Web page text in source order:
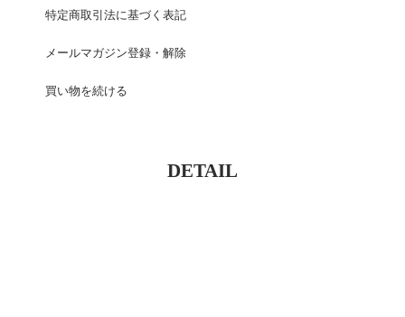
特定商取引法に基づく表記
メールマガジン登録・解除
買い物を続ける
DETAIL